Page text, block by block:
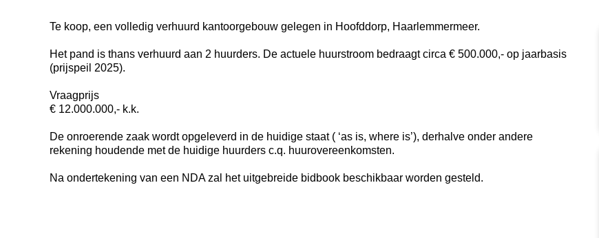
Te koop, een volledig verhuurd kantoorgebouw gelegen in Hoofddorp, Haarlemmermeer.
Het pand is thans verhuurd aan 2 huurders. De actuele huurstroom bedraagt circa € 500.000,- op jaarbasis
(prijspeil 2025).
Vraagprijs
€ 12.000.000,- k.k.
De onroerende zaak wordt opgeleverd in de huidige staat ( ‘as is, where is’), derhalve onder andere
rekening houdende met de huidige huurders c.q. huurovereenkomsten.
Na ondertekening van een NDA zal het uitgebreide bidbook beschikbaar worden gesteld.